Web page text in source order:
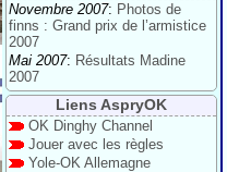
Novembre 2007: Photos de
finns : Grand prix de l’armistice
2007
Mai 2007: Résultats Madine
2007
Liens AspryOK
OK Dinghy Channel
Jouer avec les règles
Yole-OK Allemagne